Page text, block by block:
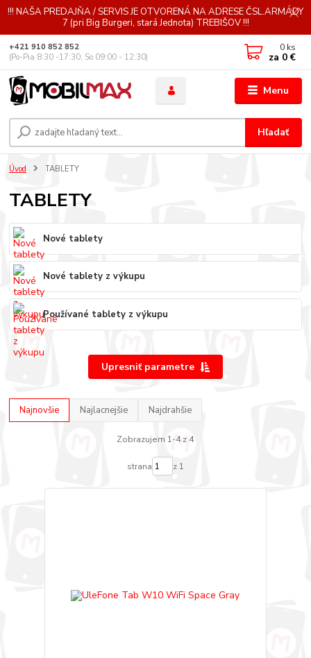
!!! NAŠA PREDAJŇA / SERVIS JE OTVORENÁ NA ADRESE ČSL.ARMÁDY
7 (pri Big Burgeri, stará Jednota) TREBIŠOV !!!
Menu
Hľadať
+421 910 852 852
(Po-Pia 8:30 -17:30, So 09:00 - 12:30)
0 ks
za 0 €
Úvod TABLETY
TABLETY
Nové tablety
Nové tablety z výkupu
Používané tablety z výkupu
Upresniť parametre
Najnovšie Najlacnejšie Najdrahšie
Zobrazujem 1-4 z 4
strana z 1